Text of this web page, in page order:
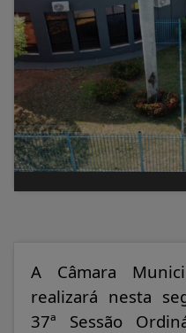
A Câmara
realizará nesta
37ª Sessão